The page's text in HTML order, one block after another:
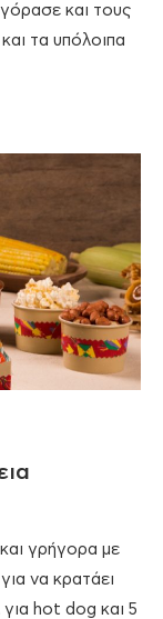
και τους
τα υπόλοιπα
γρήγορα με
να κρατάει
για hot dog και 5